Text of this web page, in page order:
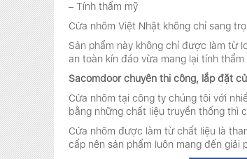
– Tính thẩm mỹ
Cửa nhôm Việt Nhật không chỉ sang
Sản phẩm này không chỉ được làm từ
an toàn kín đáo vừa mang lại tính thẩm
Sacomdoor chuyên thi công, lắp đặt
Cửa nhôm tại công ty chúng tôi với
bằng những chất liệu truyền thống thì
Cửa nhôm được làm từ chất liệu là
cấp nên sản phẩm luôn mang đến